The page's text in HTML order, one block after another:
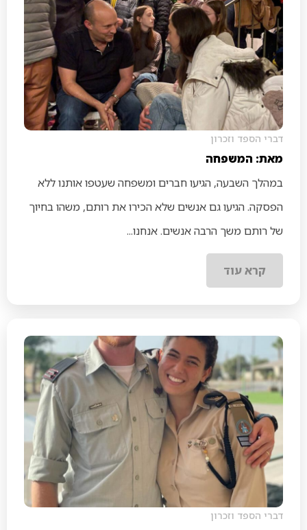
דברי הספד וזכרון
מאת: המשפחה
במהלך השבעה, הגיעו חברים ומשפחה שעטפו אותנו ללא
הפסקה. הגיעו גם אנשים שלא הכירו את רותם, משהו בחיוך
של רותם משך הרבה אנשים. אנחנו...
קרא עוד
דברי הספד וזכרון